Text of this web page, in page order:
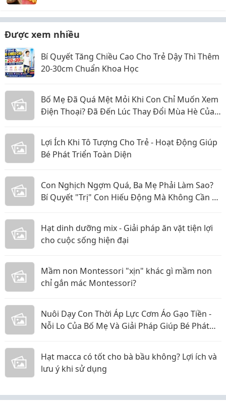
Được xem nhiều
Bí Quyết Tăng Chiều Cao Cho Trẻ Dậy Thì Thêm
20-30cm Chuẩn Khoa Học
Bố Mẹ Đã Quá Mệt Mỏi Khi Con Chỉ Muốn Xem
Điện Thoại? Đã Đến Lúc Thay Đổi Mùa Hè Của
Lợi Ích Khi Tô Tượng Cho Trẻ - Hoạt Động Giúp
Bé Phát Triển Toàn Diện
Con Nghịch Ngợm Quá, Ba Mẹ Phải Làm Sao?
Bí Quyết "Trị" Con Hiếu Động Mà Không Cần La
Hạt dinh dưỡng mix - Giải pháp ăn vặt tiện lợi
cho cuộc sống hiện đại
Mầm non Montessori "xịn" khác gì mầm non
chỉ gắn mác Montessori?
Nuôi Dạy Con Thời Áp Lực Cơm Áo Gạo Tiền -
Nỗi Lo Của Bố Mẹ Và Giải Pháp Giúp Bé Phát
Hạt macca có tốt cho bà bầu không? Lợi ích và
lưu ý khi sử dụng